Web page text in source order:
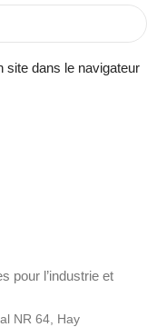
site dans le navigateur
pour l’industrie et
NR 64, Hay